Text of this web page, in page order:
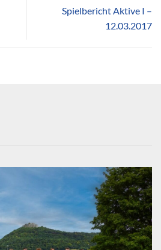
Spielbericht Aktive I –
12.03.2017